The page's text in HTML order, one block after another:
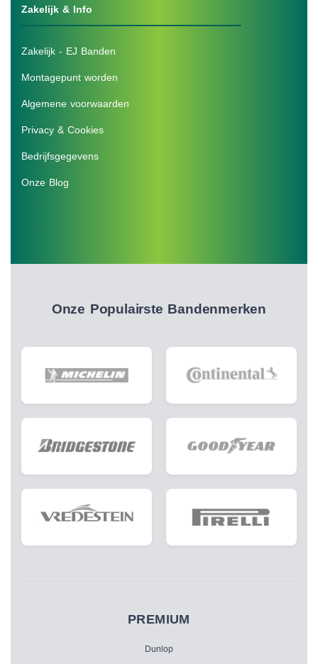
Zakelijk & Info
Zakelijk - EJ Banden
Montagepunt worden
Algemene voorwaarden
Privacy & Cookies
Bedrijfsgegevens
Onze Blog
Onze Populairste Bandenmerken
PREMIUM
Dunlop